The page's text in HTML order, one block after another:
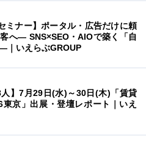
ミナー】ポータル・広告だけに頼
へ― SNS×SEO・AIOで築く「自
｜いえらぶGROUP
人】7月29日(水)～30日(木)「賃貸
京」出展・登壇レポート｜いえ